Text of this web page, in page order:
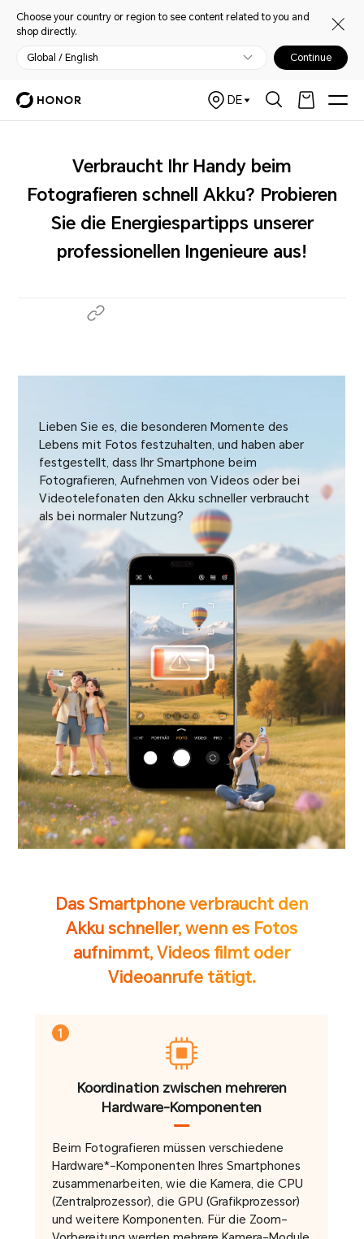
Choose your country or region to see content related to you and
shop directly.
Global / English Continue
DE
Verbraucht Ihr Handy beim
Fotografieren schnell Akku? Probieren
Sie die Energiespartipps unserer
professionellen Ingenieure aus!